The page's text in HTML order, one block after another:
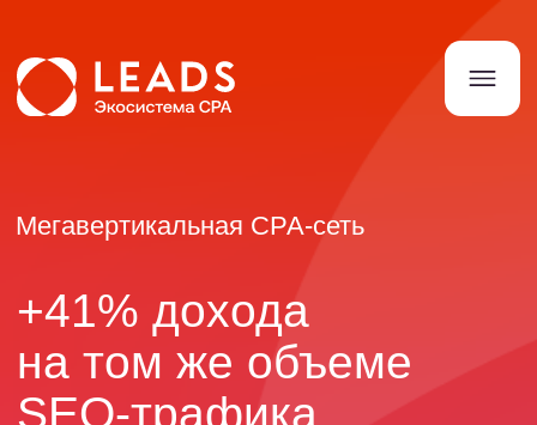
+41% дохода
SEO-трафика
с виджетом LEADS
Кейс покажет как с помощью виджета
аудиторию, существенно увеличивая